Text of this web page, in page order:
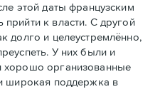
этой даты французским
к власти. С другой
долго и целеустремлённо,
У них были и
хорошо организованные
широкая поддержка в